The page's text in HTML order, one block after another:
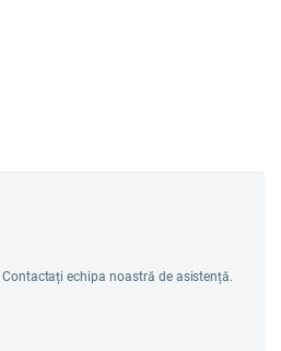
echipa noastră de asistență.